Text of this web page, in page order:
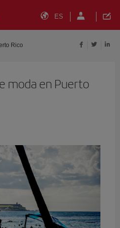
ES
Rico
moda en Puerto